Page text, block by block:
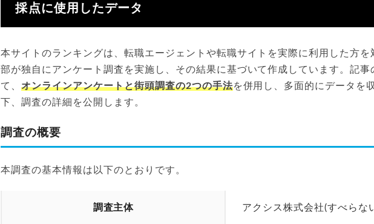
採点に使用したデータ
本サイトのランキングは、転職エージェントや転職サイトを実際に利用した方を
部が独自にアンケート調査を実施し、その結果に基づいて作成しています。記事
て、オンラインアンケートと街頭調査の2つの手法を併用し、多面的にデータを
下、調査の詳細を公開します。
調査の概要
本調査の基本情報は以下のとおりです。
調査主体 アクシス株式会社(すべらな